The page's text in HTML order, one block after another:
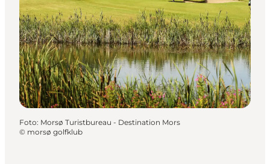
Foto: Morsø Turistbureau - Destination Mors
© morsø golfklub